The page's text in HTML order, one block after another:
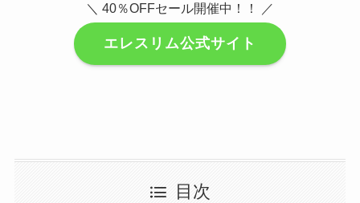
＼ 40％OFFセール開催中！！ ／
エレスリム公式サイト
目次